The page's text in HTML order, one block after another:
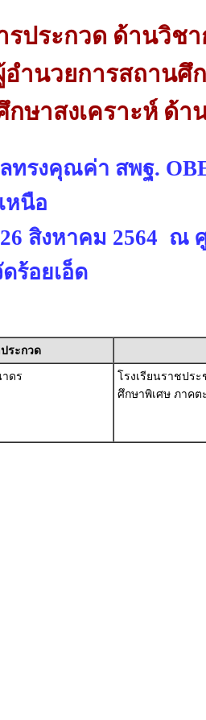
รประกวด ด้านวิชา
อำนวยการสถานศึ
กษาสงเคราะห์ ด้า
ทรงคุณค่า สพฐ.
หนือ
สิงหาคม 2564 ณ
ร้อยเอ็ด
ประกวด
ดร
โรงเรียนราชปร
ศึกษาพิเศษ ภาคต